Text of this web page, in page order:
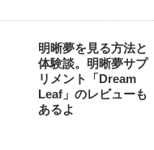
明晰夢を見る方法と
体験談。明晰夢サプ
リメント「Dream
Leaf」のレビューも
あるよ